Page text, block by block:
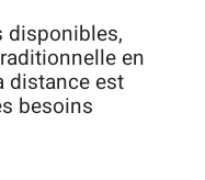
disponibles,
en
distance est
besoins